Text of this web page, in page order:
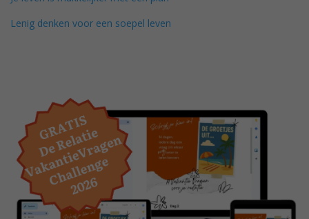
Lenig denken voor een soepel leven